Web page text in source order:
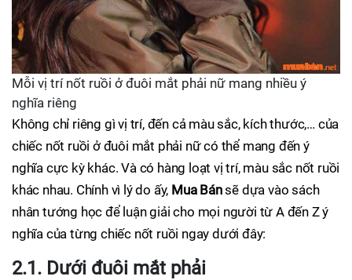
Mỗi vị trí nốt ruồi ở đuôi mắt phải nữ mang nhiều ý
nghĩa riêng
Không chỉ riêng gì vị trí, đến cả màu sắc, kích thước,… của
chiếc nốt ruồi ở đuôi mắt phải nữ có thể mang đến ý
nghĩa cực kỳ khác. Và có hàng loạt vị trí, màu sắc nốt ruồi
khác nhau. Chính vì lý do ấy, Mua Bánsẽ dựa vào sách
nhân tướng học để luận giải cho mọi người từ A đến Z ý
nghĩa của từng chiếc nốt ruồi ngay dưới đây:
2.1. Dưới đuôi mắt phải